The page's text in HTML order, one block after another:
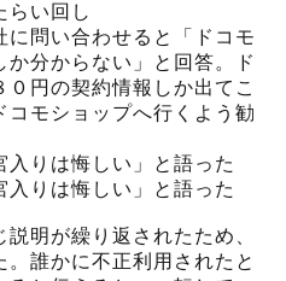
い回し
問い合わせると「ドコモ
分からない」と回答。ド
円の契約情報しか出てこ
コモショップへ行くよう勧
りは悔しい」と語った
りは悔しい」と語った
明が繰り返されたため、
誰かに不正利用されたと